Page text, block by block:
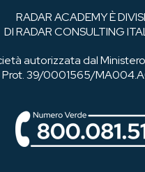
RADAR ACADEMY È
DI RADAR CONSULTING
autorizzata dal
Prot. 39/0001565/